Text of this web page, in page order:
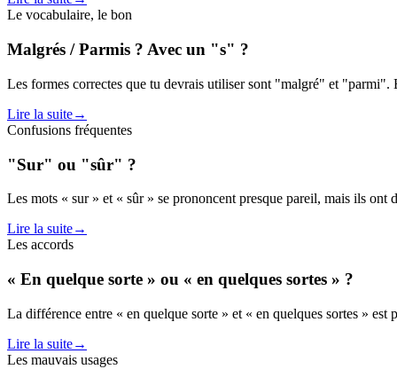
Le vocabulaire, le bon
Malgrés / Parmis ? Avec un "s" ?
Les formes correctes que tu devrais utiliser sont "malgré" et
Lire la suite→
Confusions fréquentes
"Sur" ou "sûr" ?
Les mots « sur » et « sûr » se prononcent presque pareil, mais ils
Lire la suite→
Les accords
« En quelque sorte » ou « en quelques sortes » ?
La différence entre « en quelque sorte » et « en quelques sortes »
Lire la suite→
Les mauvais usages